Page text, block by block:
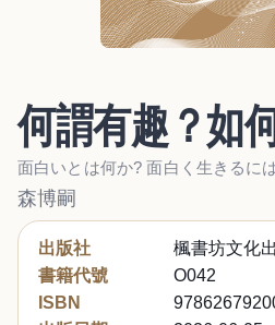
何謂有趣？如
面白いとは何か? 面白く生きるに
森博嗣
出版社
楓書坊文化
書籍代號
O042
ISBN